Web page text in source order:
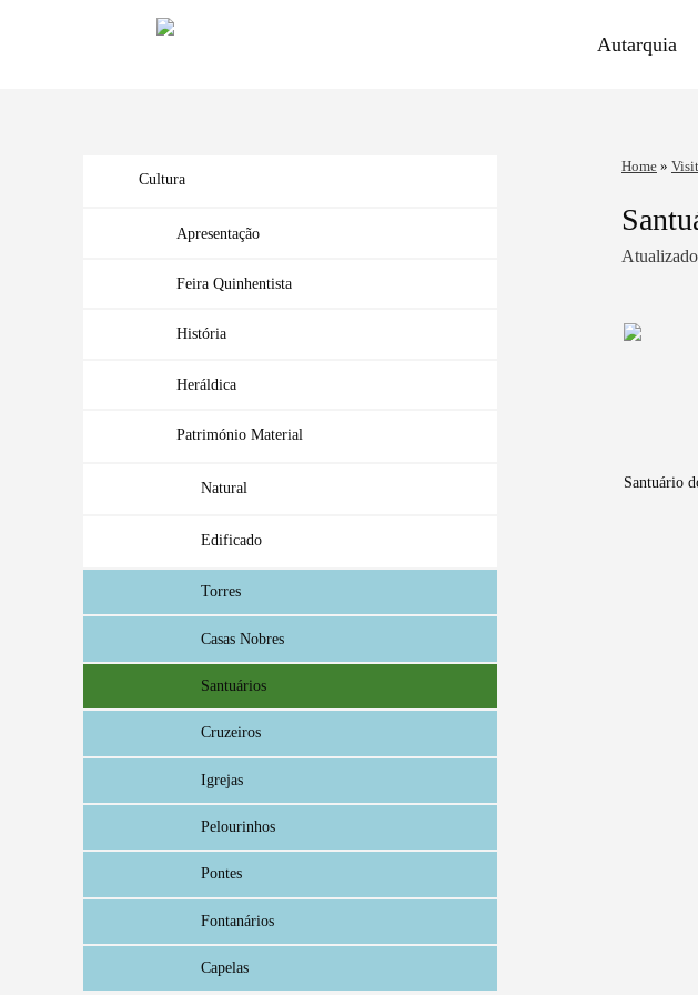
Autarquia
Termo de Pesquisa
Cultura
Apresentação
Feira Quinhentista
História
Heráldica
Património Material
Natural
Edificado
Torres
Casas Nobres
Santuários
Cruzeiros
Igrejas
Pelourinhos
Pontes
Fontanários
Capelas
Home»
Santuário